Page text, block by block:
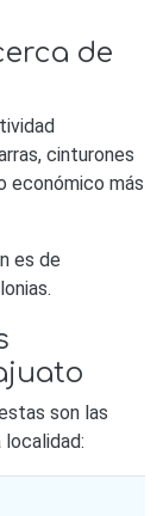
de
cinturones
económico más
es de
son las